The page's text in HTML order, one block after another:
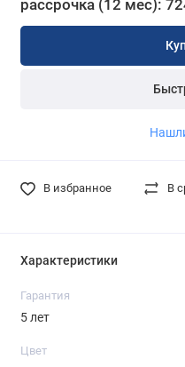
рассрочка (12 мес):
В избранное В
Характеристики
Гарантия
5 лет
Цвет